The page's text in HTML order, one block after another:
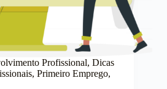
Profissional, Dicas
, Primeiro Emprego,